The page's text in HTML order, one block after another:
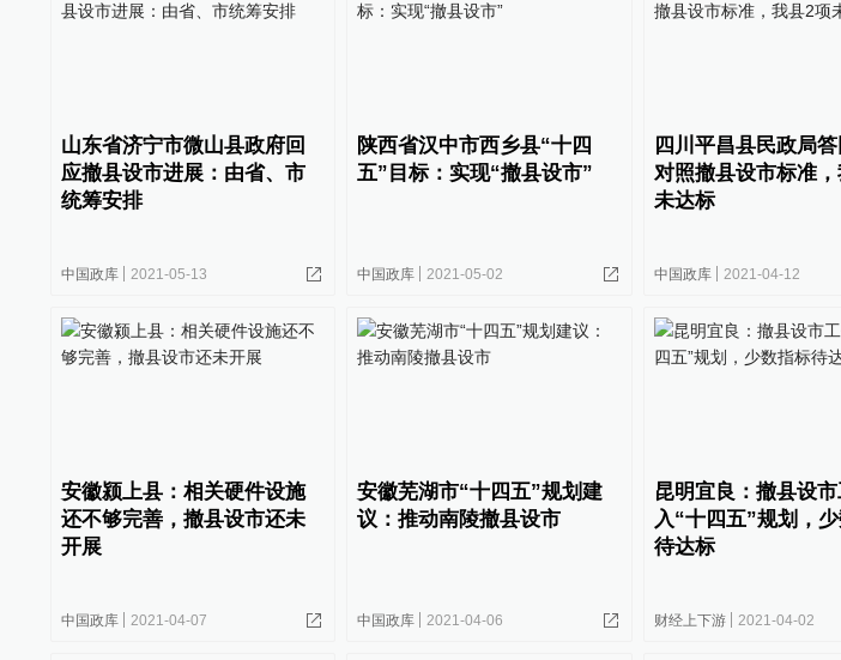
山东省济宁市微山县政府回
应撤县设市进展：由省、市
统筹安排
中国政库 2021-05-13
陕西省汉中市西乡县“十四
五”目标：实现“撤县设市”
中国政库 2021-05-02
四川平昌县民政局答
对照撤县设市标准
未达标
中国政库 2021-04-12
安徽颍上县：相关硬件设施
还不够完善，撤县设市还未
开展
中国政库 2021-04-07
安徽芜湖市“十四五”规划建
议：推动南陵撤县设市
中国政库 2021-04-06
昆明宜良：撤县设
入“十四五”规划，
待达标
财经上下游 2021-04-02